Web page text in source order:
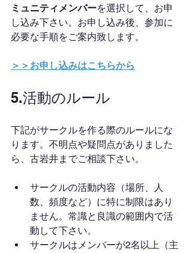
ミュニティメンバーを選択して、お申
し込み下さい。お申し込み後、参加に
必要な手順をご案内致します。
＞＞お申し込みはこちらから
5.活動のルール
下記がサークルを作る際のルールにな
ります。不明点や疑問点がありました
ら、古岩井までご相談下さい。
サークルの活動内容（場所、人
数、頻度など）に特に制限はあり
ません。常識と良識の範囲内で活
動して下さい。
サークルはメンバーが2名以上（主